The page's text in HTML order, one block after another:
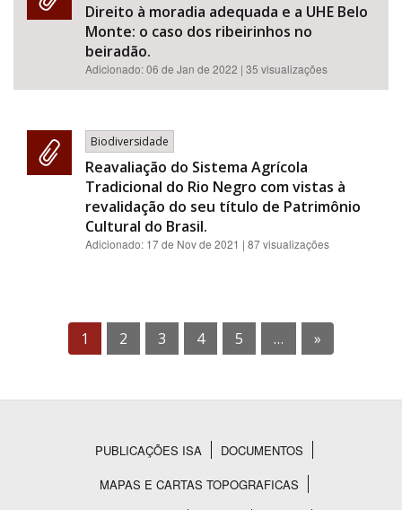
Direito à moradia adequada e a UHE Belo
Monte: o caso dos ribeirinhos no
beiradão.
Adicionado:06 de Jan de 2022 | 35 visualizações
Biodiversidade
Reavaliação do Sistema Agrícola
Tradicional do Rio Negro com vistas à
revalidação do seu título de Patrimônio
Cultural do Brasil.
Adicionado: 17 de Nov de 2021 | 87 visualizações
1 2 3 4 5 … »
Rodapé
PUBLICAÇÕES ISA
DOCUMENTOS
MAPAS E CARTAS TOPOGRAFICAS